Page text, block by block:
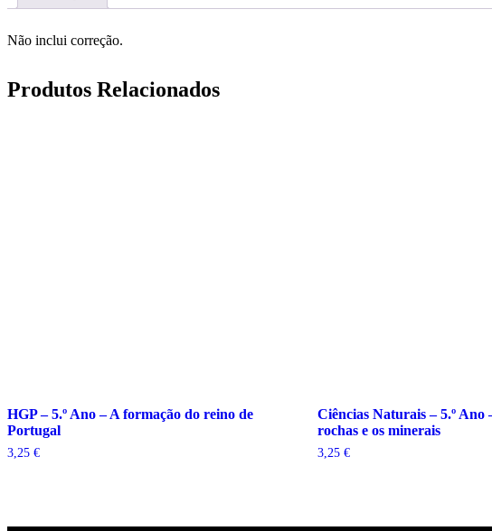
Não inclui correção.
Produtos Relacionados
HGP – 5.º Ano – A formação do reino de
Portugal
3,25 €
Ciências Naturais – 5.º Ano
rochas e os minerais
3,25€